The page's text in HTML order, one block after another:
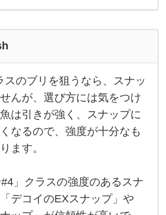
スのブリを狙うなら、スナッ
んが、選び方には気をつけ
は引きが強く、スナップに
なるので、強度が十分なも
ます。
」クラスの強度のあるスナ
デコイのEXスナップ」や